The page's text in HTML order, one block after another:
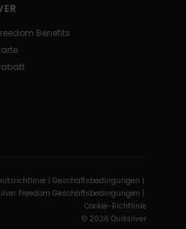
Benefits
| Geschäftsbedingungen |
Freedom Geschäftsbedingungen |
Cookie-Richtlinie
© 2026 Quiksilver